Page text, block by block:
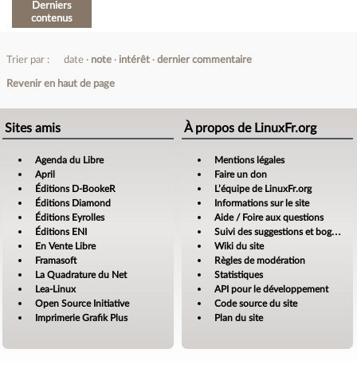
Derniers
contenus
Trier par : date note intérêt dernier commentaire
Revenir en haut de page
Sites amis
Agenda du Libre
April
Éditions D-BookeR
Éditions Diamond
Éditions Eyrolles
Éditions ENI
En Vente Libre
Framasoft
La Quadrature du Net
Lea-Linux
Open Source Initiative
Imprimerie Grafik Plus
À propos de LinuxFr.org
Mentions légales
Faire un don
L’équipe de LinuxFr.org
Informations sur le site
Aide / Foire aux questions
Suivi des suggestions et bogues
Wiki du site
Règles de modération
Statistiques
API pour le développement
Code source du site
Plan du site